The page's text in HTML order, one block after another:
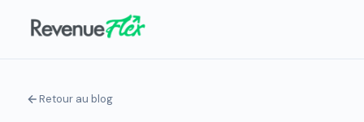
Retour au blog